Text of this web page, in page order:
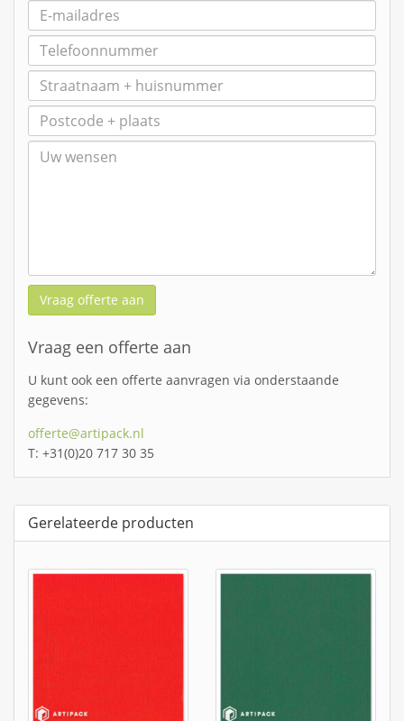
Vraag offerte aan
Vraag een offerte aan
U kunt ook een offerte aanvragen via onderstaande
gegevens:
offerte@artipack.nl
T: +31(0)20 717 30 35
Gerelateerde producten